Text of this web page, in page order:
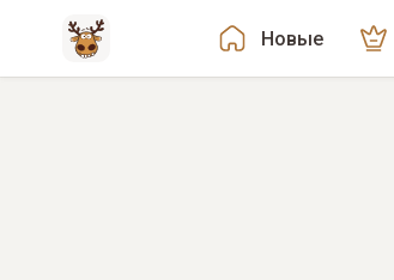
Новые